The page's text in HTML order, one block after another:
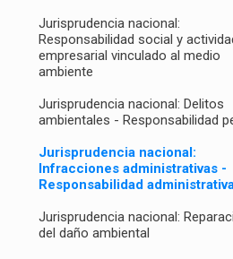
Jurisprudencia nacional:
Responsabilidad social y
empresarial vinculado al medio
ambiente
Jurisprudencia nacional: Delitos
ambientales - Responsabilidad
Jurisprudencia nacional:
Infracciones administrativas -
Responsabilidad
Jurisprudencia nacional:
del daño ambiental